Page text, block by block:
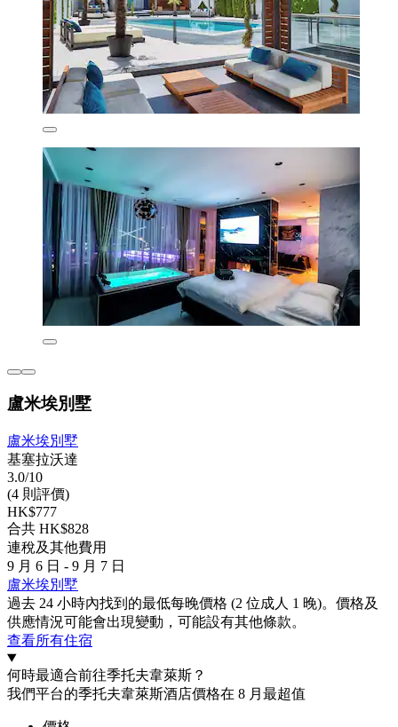
盧米埃別墅
盧米埃別墅
基塞拉沃達
3.0/10
(4 則評價)
HK$777
合共 HK$828
連稅及其他費用
9 月 6 日 - 9 月 7 日
盧米埃別墅
過去 24 小時內找到的最低每晚價格 (2 位成人 1 晚)。價格及
供應情況可能會出現變動，可能設有其他條款。
查看所有住宿
何時最適合前往季托夫韋萊斯？
我們平台的季托夫韋萊斯酒店價格在 8 月最超值